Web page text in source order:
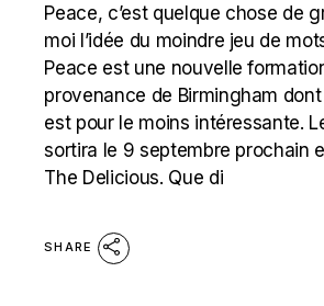
Peace, c’est quelque chose de
moi l’idée du moindre jeu de
Peace est une nouvelle
provenance de Birmingham
est pour le moins intéressante.
sortira le 9 septembre prochain
The Delicious. Que di
SHARE